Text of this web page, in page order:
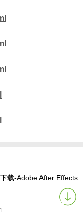
载-Adobe After Effects